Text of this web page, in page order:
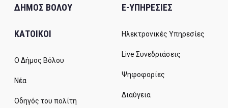
ΔΗΜΟΣ ΒΟΛΟΥ
ΚΑΤΟΙΚΟΙ
Ο Δήμος Βόλου
Νέα
Οδηγός του πολίτη
E-ΥΠΗΡΕΣΙΕΣ
Ηλεκτρονικές Υπηρεσίες
Live Συνεδριάσεις
Ψηφοφορίες
Διαύγεια